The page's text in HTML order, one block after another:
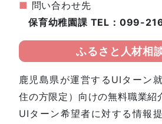
■ 問い合わせ先
保育幼稚園課 TEL：099-
ふるさと人材相
鹿児島県が運営するUIターン
住の方限定）向けの無料職業紹
UIターン希望者に対する情報